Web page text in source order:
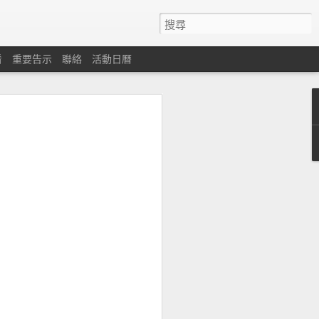
重要告示 聯絡 活動日曆
難